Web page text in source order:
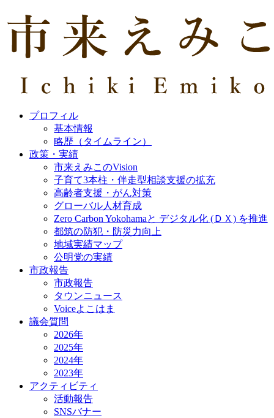
プロフィル
基本情報
略歴（タイムライン）
政策・実績
市来えみこのVision
子育て3本柱・伴走型相談支援の拡充
高齢者支援・がん対策
グローバル人材育成
Zero Carbon Yokohamaと デジタル化 (ＤＸ) を推進
都筑の防犯・防災力向上
地域実績マップ
公明党の実績
市政報告
市政報告
タウンニュース
Voiceよこはま
議会質問
2026年
2025年
2024年
2023年
アクティビティ
活動報告
SNSバナー